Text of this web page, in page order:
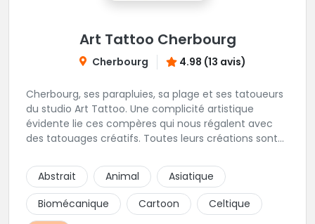
Art Tattoo Cherbourg
Cherbourg 4.98 (13 avis)
Cherbourg, ses parapluies, sa plage et ses tatoueurs
du studio Art Tattoo. Une complicité artistique
évidente lie ces compères qui nous régalent avec
des tatouages créatifs. Toutes leurs créations sont
d'hygiène les plus strictes. Du new-school, du old
school, fantasy ou encore réaliste, Niko, Anthony,
Cody et les nombreux Guest seront adapter vos
idées en tatouages uniques et créatifs.
Abstrait Animal
Asiatique
Biomécanique
Cartoon Celtique